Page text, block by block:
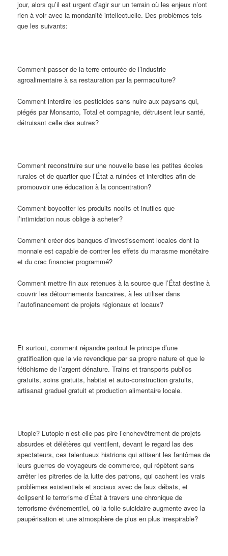
jour, alors qu’il est urgent d’agir sur un terrain où les enjeux n’ont
rien à voir avec la mondanité intellectuelle. Des problèmes tels
que les suivants:
Comment passer de la terre entourée de l’industrie
agroalimentaire à sa restauration par la permaculture?
Comment interdire les pesticides sans nuire aux paysans qui,
piégés par Monsanto, Total et compagnie, détruisent leur santé,
détruisant celle des autres?
Comment reconstruire sur une nouvelle base les petites écoles
rurales et de quartier que l’État a ruinées et interdites afin de
promouvoir une éducation à la concentration?
Comment boycotter les produits nocifs et inutiles que
l’intimidation nous oblige à acheter?
Comment créer des banques d’investissement locales dont la
monnaie est capable de contrer les effets du marasme monétaire
et du crac financier programmé?
Comment mettre fin aux retenues à la source que l’État destine à
couvrir les détournements bancaires, à les utiliser dans
l’autofinancement de projets régionaux et locaux?
Et surtout, comment répandre partout le principe d’une
gratification que la vie revendique par sa propre nature et que le
fétichisme de l’argent dénature. Trains et transports publics
gratuits, soins gratuits, habitat et auto-construction gratuits,
artisanat graduel gratuit et production alimentaire locale.
Utopie? L’utopie n’est-elle pas pire l’enchevêtrement de projets
absurdes et délétères qui ventilent, devant le regard las des
spectateurs, ces talentueux histrions qui attisent les fantômes de
leurs guerres de voyageurs de commerce, qui répètent sans
arrêter les pitreries de la lutte des patrons, qui cachent les vrais
problèmes existentiels et sociaux avec de faux débats, et
éclipsent le terrorisme d’État à travers une chronique de
terrorisme événementiel, où la folie suicidaire augmente avec la
paupérisation et une atmosphère de plus en plus irrespirable?